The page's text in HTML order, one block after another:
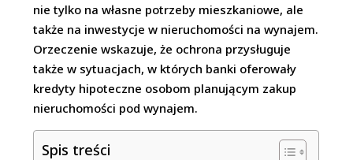
nie tylko na własne potrzeby mieszkaniowe, ale
także na inwestycje w nieruchomości na wynajem.
Orzeczenie wskazuje, że ochrona przysługuje
także w sytuacjach, w których banki oferowały
kredyty hipoteczne osobom planującym zakup
nieruchomości pod wynajem.
Spis treści